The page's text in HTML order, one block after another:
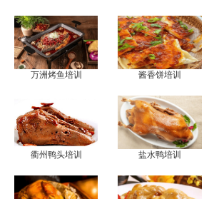
万洲烤鱼培训 酱香饼培训
衢州鸭头培训 盐水鸭培训